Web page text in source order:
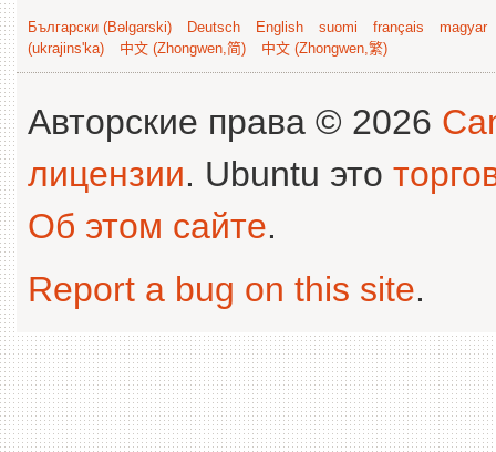
Български (Bəlgarski) Deutsch English suomi français
magyar
(ukrajins'ka)
中文 (Zhongwen,简) 中文 (Zhongwen,繁)
Авторские права © 2026
лицензии. Ubuntu это
Об этом сайте.
Report a bug on this site.